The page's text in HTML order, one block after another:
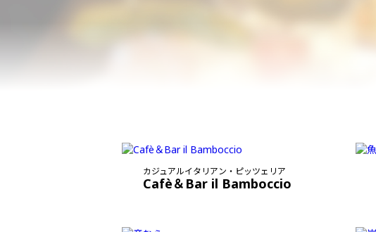
カジュアルイタリアン・ピッツェリア
Cafè＆Bar il Bamboccio